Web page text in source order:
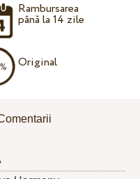
Rambursarea
până la 14 zile
Original